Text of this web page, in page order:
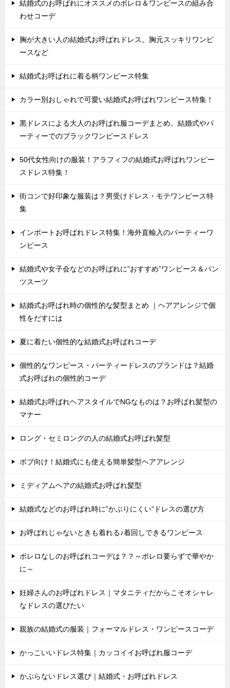
結婚式のお呼ばれにオススメのボレロ＆ワンピースの組み合
わせコーデ
胸が大きい人の結婚式お呼ばれドレス。胸元スッキリワンピ
ースなど
結婚式お呼ばれに着る柄ワンピース特集
カラー別おしゃれで可愛い結婚式お呼ばれワンピース特集！
黒ドレスによる大人のお呼ばれ服コーデまとめ。結婚式やパ
ーティーでのブラックワンピースドレス
50代女性向けの服装！アラフィフの結婚式お呼ばれワンピー
スドレス特集！
街コンで好印象な服装は？男受けドレス・モテワンピース特
集
インポートお呼ばれドレス特集！海外直輸入のパーティーワ
ンピース
結婚式や女子会などのお呼ばれに”おすすめ”ワンピース＆パン
ツスーツ
結婚式お呼ばれ時の個性的な髪型まとめ ｜ヘアアレンジで個
性をだすには
夏に着たい個性的な結婚式お呼ばれコーデ
個性的なワンピース・パーティードレスのブランドは？結婚
式お呼ばれの個性的コーデ
結婚式お呼ばれヘアスタイルでNGなものは？お呼ばれ髪型の
マナー
ロング・セミロングの人の結婚式お呼ばれ髪型
ボブ向け！結婚式にも使える簡単髪型ヘアアレンジ
ミディアムヘアの結婚式お呼ばれ髪型
結婚式などのお呼ばれ時に”かぶりにくい”ドレスの選び方
お呼ばれじゃないときも着れる♪着回しできるワンピース
ボレロなしのお呼ばれコーデは？？～ボレロ要らずで華やか
に～
妊婦さんのお呼ばれドレス｜マタニティだからこそオシャレ
なドレスの選びたい
親族の結婚式の服装｜フォーマルドレス・ワンピースコーデ
かっこいいドレス特集｜カッコイイお呼ばれ服コーデ
かぶらないドレス選び｜結婚式・お呼ばれドレス